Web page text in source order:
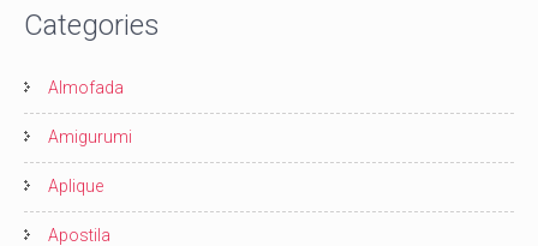
Categories
Almofada
Amigurumi
Aplique
Apostila